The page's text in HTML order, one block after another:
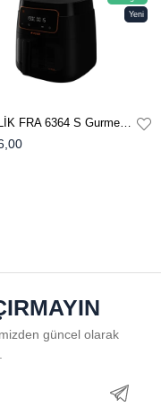
ARÇELİK FRA 6364 S GurmeFry XXL™️ Az Yağlı Fritöz
Yeni
güncel olarak